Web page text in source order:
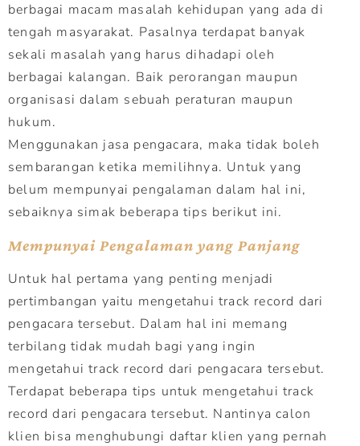
berbagai macam masalah kehidupan yang ada di
tengah masyarakat. Pasalnya terdapat banyak
sekali masalah yang harus dihadapi oleh
berbagai kalangan. Baik perorangan maupun
organisasi dalam sebuah peraturan maupun
hukum.
Menggunakan jasa pengacara, maka tidak boleh
sembarangan ketika memilihnya. Untuk yang
belum mempunyai pengalaman dalam hal ini,
sebaiknya simak beberapa tips berikut ini.
Mempunyai Pengalaman yang Panjang
Untuk hal pertama yang penting menjadi
pertimbangan yaitu mengetahui track record dari
pengacara tersebut. Dalam hal ini memang
terbilang tidak mudah bagi yang ingin
mengetahui track record dari pengacara tersebut.
Terdapat beberapa tips untuk mengetahui track
record dari pengacara tersebut. Nantinya calon
klien bisa menghubungi daftar klien yang pernah